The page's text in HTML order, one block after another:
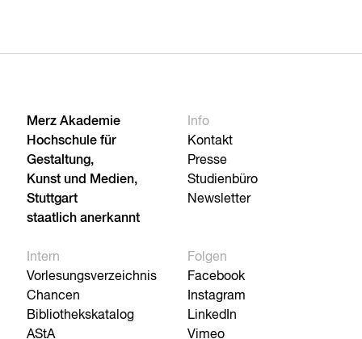
Merz Akademie
Hochschule für
Gestaltung,
Kunst und Medien,
Stuttgart
staatlich anerkannt
Info
Kontakt
Presse
Studienbüro
Newsletter
Intern
Vorlesungsverzeichnis
Chancen
Bibliothekskatalog
AStA
Folgen
Facebook
Instagram
LinkedIn
Vimeo